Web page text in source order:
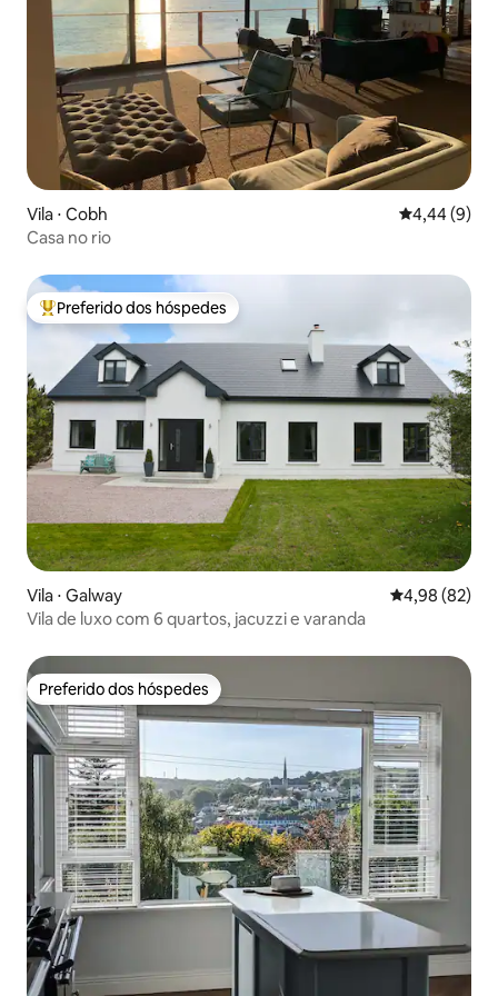
Vila ⋅ Cobh 4,44 de uma
4,44 (9)
Casa no rio
Entre os melhores preferidos dos hóspedes
Preferido dos hóspedes
Vila ⋅ Galway 4,98 de uma
4,98 (82)
Vila de luxo com 6 quartos, jacuzzi e varanda
Preferido dos hóspedes
Preferido dos hóspedes